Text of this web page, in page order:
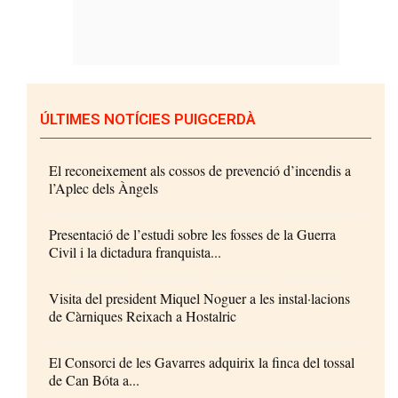
ÚLTIMES NOTÍCIES PUIGCERDÀ
El reconeixement als cossos de prevenció d’incendis a
l’Aplec dels Àngels
Presentació de l’estudi sobre les fosses de la Guerra
Civil i la dictadura franquista...
Visita del president Miquel Noguer a les instal·lacions
de Càrniques Reixach a Hostalric
El Consorci de les Gavarres adquirix la finca del tossal
de Can Bóta a...